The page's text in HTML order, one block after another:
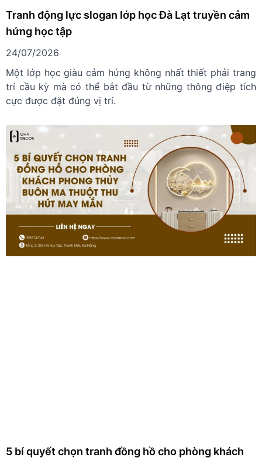
Tranh động lực slogan lớp học Đà Lạt truyền cảm
hứng học tập
24/07/2026
Một lớp học giàu cảm hứng không nhất thiết phải trang
trí cầu kỳ mà có thể bắt đầu từ những thông điệp tích
cực được đặt đúng vị trí.
5 bí quyết chọn tranh đồng hồ cho phòng khách